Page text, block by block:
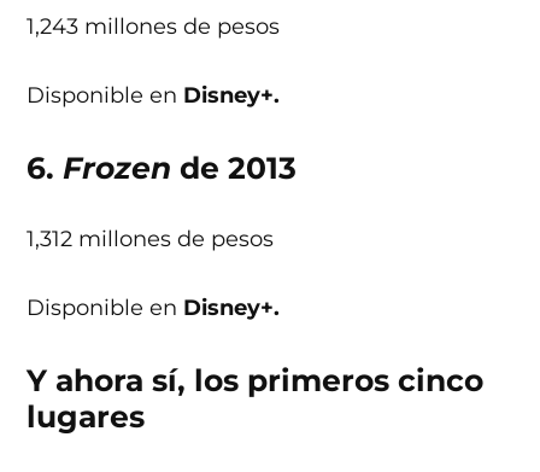
1,243 millones de pesos
Disponible en Disney+.
6.Frozen de 2013
1,312 millones de pesos
Disponible en Disney+.
Y ahora sí, los primeros cinco
lugares